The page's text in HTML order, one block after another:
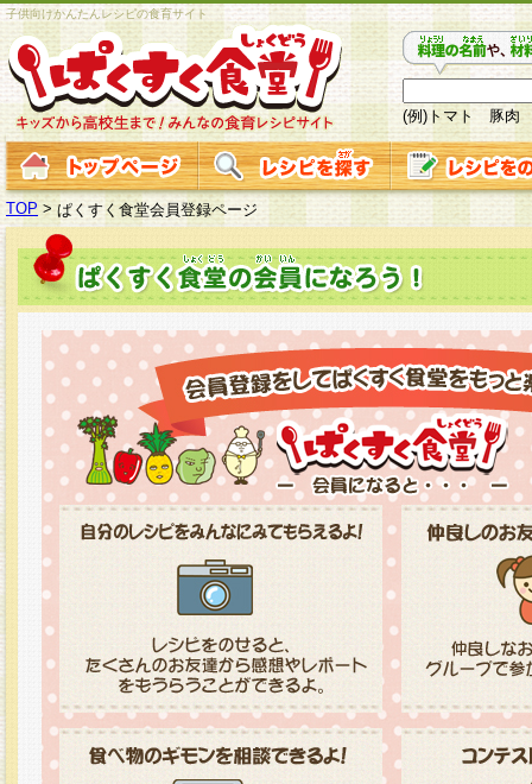
子供向けかんたんレシピの食育サイト
(例)トマト 豚肉
TOP > ぱくすく食堂会員登録ページ